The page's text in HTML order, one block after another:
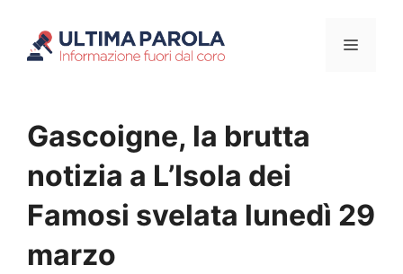
Menu
Gascoigne, la brutta
notizia a L’Isola dei
Famosi svelata lunedì 29
marzo